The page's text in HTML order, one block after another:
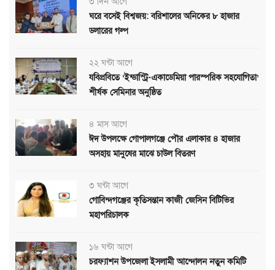
ঘরে বসেই বিশ্বজয়: বরিশালের অনিকের ৮ হাজার
ডলারের গল্প
২২ ঘন্টা আগে
যবিপ্রবিতে ‘ইন্ডাস্ট্রি-একাডেমিয়া পারস্পরিক সহযোগিতা’
শীর্ষক সেমিনার অনুষ্ঠিত
৪ মাস আগে
ঈদ উপলক্ষে গোপালগঞ্জে পৌর এলাকার ৪ হাজার
অসহায় মানুষের মাঝে চাউল বিতরণ
৩ ঘন্টা আগে
গোবিন্দগঞ্জের কৃতিসন্তান কাজী জেসিন বিটিভির
মহাপরিচালক
১৬ ঘন্টা আগে
চরফ্যাশন উপজেলা ইসলামী আন্দোলন নতুন কমিটি